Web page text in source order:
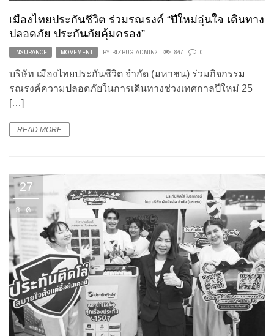
เมืองไทยประกันชีวิต ร่วมรณรงค์ “ปีใหม่อุ่นใจ เดินทาง
ปลอดภัย ประกันภัยคุ้มครอง”
INSURANCE MOVEMENT BY BIZBUG ADMIN2 847 0
บริษัท เมืองไทยประกันชีวิต จำกัด (มหาชน) ร่วมกิจกรรม
รณรงค์ความปลอดภัยในการเดินทางช่วงเทศกาลปีใหม่ 25
[…]
READ MORE
27
ธ.ค.